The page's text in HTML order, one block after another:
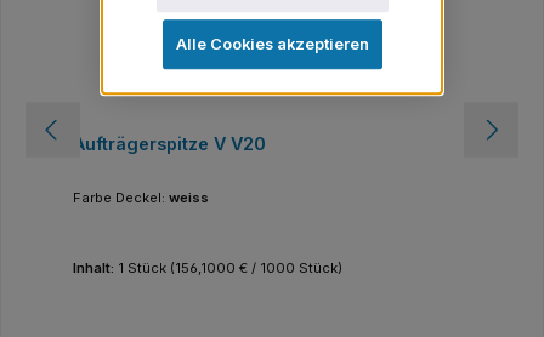
Aufträgerspitze V V20
Farbe Deckel: weiss
Inhalt: 1 Stück (156,1000 € / 1000 Stück)
Alle Cookies akzeptieren